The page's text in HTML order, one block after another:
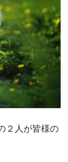
２人が皆様の